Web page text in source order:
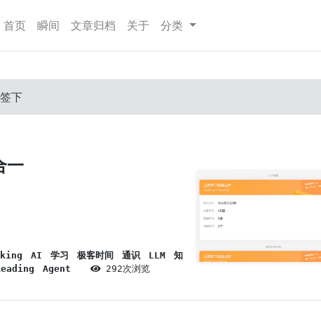
首页 瞬间 文章归档 关于 分类
下
一
AI 学习 极客时间 通识 LLM
知
Agent 292次浏览